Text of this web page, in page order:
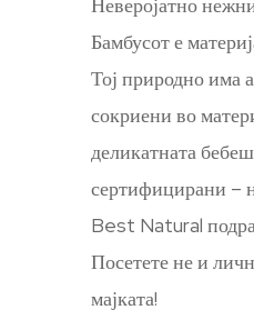
Бамбусот е
Тој природно има
сокриени во
деликатната
сертифицирани –
Best Natural
Посетете не и
мајката!